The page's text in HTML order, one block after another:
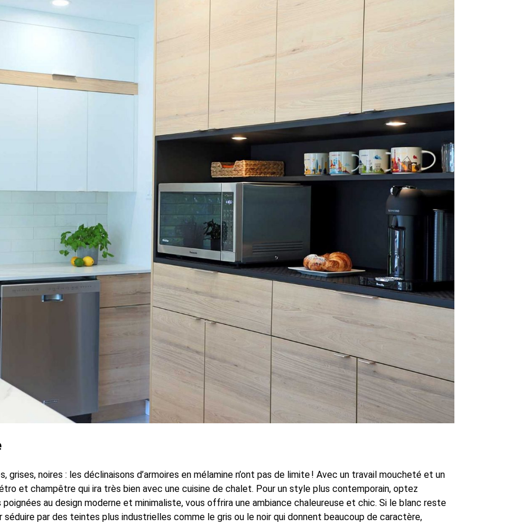
grises, noires : les déclinaisons d’armoires en mélamine n’ont pas de limite ! Avec un travail moucheté et un
et champêtre qui ira très bien avec une cuisine de chalet. Pour un style plus contemporain, optez
au design moderne et minimaliste, vous offrira une ambiance chaleureuse et chic. Si le blanc reste
séduire par des teintes plus industrielles comme le gris ou le noir qui donnent beaucoup de caractère,